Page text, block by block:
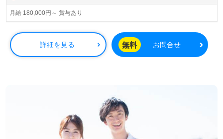
月給 180,000円～ 賞与あり
詳細を見る 無料 お問合せ